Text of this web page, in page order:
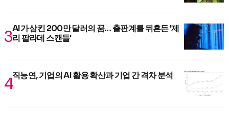
AI가 삼킨 200만 달러의 꿈… 출판계를 뒤흔든 '제
리 팔라데 스캔들'
직능연, 기업의 AI 활용 확산과 기업 간 격차 분석